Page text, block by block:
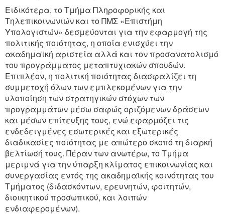
Ειδικότερα, το Τμήμα Πληροφορικής και
Τηλεπικοινωνιών και το ΠΜΣ «Επιστήμη
Υπολογιστών» δεσμεύονται για την εφαρμογή της
πολιτικής ποιότητας, η οποία ενισχύει την
ακαδημαϊκή αριστεία αλλά και τον προσανατολισμό
του προγράμματος μεταπτυχιακών σπουδών.
Επιπλέον, η πολιτική ποιότητας διασφαλίζει τη
συμμετοχή όλων των εμπλεκομένων για την
υλοποίηση των στρατηγικών στόχων των
προγραμμάτων μέσω σαφώς οριζόμενων δράσεων
και μέσων επίτευξης τους, ενώ εφαρμόζει τις
ενδεδειγμένες εσωτερικές και εξωτερικές
διαδικασίες ποιότητας με απώτερο σκοπό τη διαρκή
βελτίωσή τους. Πέραν των ανωτέρω, το Τμήμα
μεριμνά για την ύπαρξη κλίματος επικοινωνίας και
συνεργασίας εντός της ακαδημαϊκής κοινότητας του
Τμήματος (διδασκόντων, ερευνητών, φοιτητών,
διοικητικού προσωπικού, και λοιπών
ενδιαφερομένων).